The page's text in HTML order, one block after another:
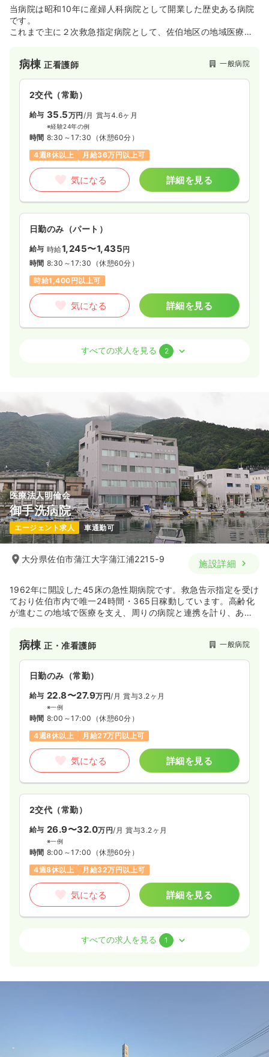
当病院は昭和10年に産婦人科病院として開業した歴史ある病院
です。
これまで主に２次救急指定病院として、佐伯地区の地域医療に
安心安全な医療を目指し、当院の基本理念でもある「信頼」を
地域の方々から得られる様幅広い医療を提供しております。
また、子育てと仕事を両立する職員のために病児保育室の設置
や短時間勤務制度も設けており、働きやすい職場環境作りにも
力を入れております。
やる気のある人には定年を設けない「生涯現役」をスローガン
に掲げ、職員に安定した雇用を約束しています。また、365日
もと、より良い医療サービスを提供しています。
病棟正看護師 一般病院
2交代（常勤）
給与 35.5万円 /月 賞与4.6ヶ月
※経験24年の例
時間 8:30～17:30 （休憩60分）
4週8休以上
月給36万円以上可
気になる 詳細を見る
日勤のみ（パート）
給与 時給1,245〜1,435円
時間 8:30～17:30 （休憩60分）
時給1,400円以上可
気になる 詳細を見る
※経験24年の例
時間 8:30～17:30（休憩60分）
4週8休以上
月給34万円以上可
気になる 詳細を見る
オペ室(手術室)正・准看護師 一般病院
日勤のみ（常勤）
給与 21.6〜28.5万円/月 賞与4.6ヶ月
※一例
4週8休以上
オンコールあり 月給28万円以上可
気になる 詳細を見る
すべての求人を見る 2
医療法人明倫会
御手洗病院
エージェント求人 車通勤可
大分県佐伯市蒲江大字蒲江浦2215-9 施設詳細
1962年に開設した45床の急性期病院です。救急告示指定を受け
ており佐伯市内で唯一24時間・365日稼動しています。高齢化
が進むこの地域で医療を支え、周りの病院と連携を計り、あら
病棟正・准看護師 一般病院
日勤のみ（常勤）
給与 22.8〜27.9万円/月 賞与3.2ヶ月
※一例
時間 8:00～17:00 （休憩60分）
4週8休以上
月給27万円以上可
気になる 詳細を見る
2交代（常勤）
給与 26.9〜32.0万円/月 賞与3.2ヶ月
※一例
時間 8:00～17:00 （休憩60分）
4週8休以上
月給32万円以上可
気になる 詳細を見る
正・准看護師すべての求人を見る 1